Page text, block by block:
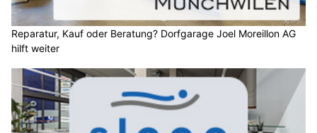
Reparatur, Kauf oder Beratung? Dorfgarage Joel Moreillon AG
hilft weiter